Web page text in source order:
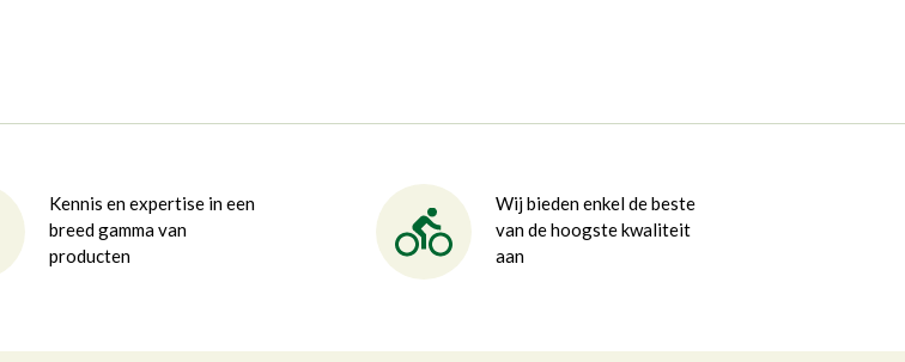
Kennis en expertise in een
breed gamma van
producten
Wij bieden enkel de beste
van de hoogste kwaliteit
aan